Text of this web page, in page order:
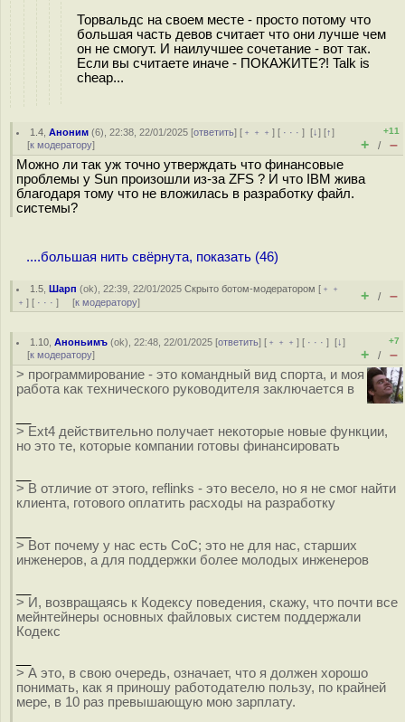
Торвальдс на своем месте - просто потому что
большая часть девов считает что они лучше чем
он не смогут. И наилучшее сочетание - вот так.
Если вы считаете иначе - ПОКАЖИТЕ?! Talk is
cheap...
1.4 ,Аноним (6), 22:38, 22/01/2025 [ответить] [ ﹢﹢﹢] [ · · ·][↓] [↑]
[к модератору]
+11
+ / –
Можно ли так уж точно утверждать что финансовые
проблемы у Sun произошли из-за ZFS ? И что IBM жива
благодаря тому что не вложилась в разработку файл.
системы?
....большая нить свёрнута, показать (46)
1.5 ,Шарп (ok), 22:39, 22/01/2025Скрыто ботом-модератором [ ﹢﹢
﹢ ] [ · · · ] [к модератору] + / –
1.10 ,Аноньимъ (ok), 22:48, 22/01/2025 [ответить] [ ﹢﹢﹢] [ · · ·][↓]
[к модератору]
+7
+ / –
> программирование - это командный вид спорта, и моя
работа как технического руководителя заключается в
> Ext4 действительно получает некоторые новые функции,
но это те, которые компании готовы финансировать
> В отличие от этого, reflinks - это весело, но я не смог найти
клиента, готового оплатить расходы на разработку
> Вот почему у нас есть CoC; это не для нас, старших
инженеров, а для поддержки более молодых инженеров
> И, возвращаясь к Кодексу поведения, скажу, что почти все
мейнтейнеры основных файловых систем поддержали
Кодекс
> А это, в свою очередь, означает, что я должен хорошо
понимать, как я приношу работодателю пользу, по крайней
мере, в 10 раз превышающую мою зарплату.